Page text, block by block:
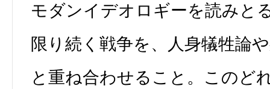
モダンイデオロギーを読みと
限り続く戦争を、人身犠牲論
と重ね合わせること。このど